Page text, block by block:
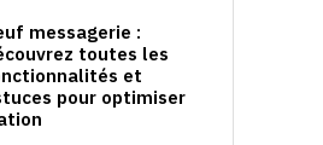
messagerie :
toutes les
et
pour optimiser